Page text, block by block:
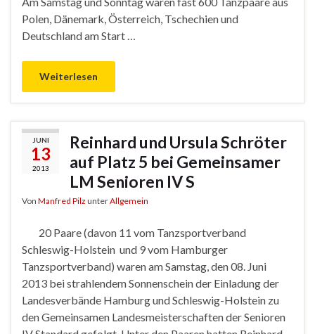
Polen, Dänemark, Österreich, Tschechien und
Deutschland am Start …
Weiterlesen
JUNI
13
2013
Reinhard und Ursula Schröter
auf Platz 5 bei Gemeinsamer
LM Senioren IV S
Von Manfred Pilz unterAllgemein
20 Paare (davon 11 vom Tanzsportverband
Schleswig-Holstein und 9 vom Hamburger
Tanzsportverband) waren am Samstag, den 08. Juni
2013 bei strahlendem Sonnenschein der Einladung der
Landesverbände Hamburg und Schleswig-Holstein zu
den Gemeinsamen Landesmeisterschaften der Senioren